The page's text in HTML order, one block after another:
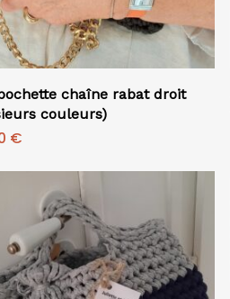
Ajouter Au Panier
chaîne rabat droit
couleurs)
€